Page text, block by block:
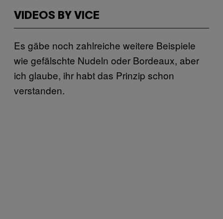
VIDEOS BY VICE
Es gäbe noch zahlreiche weitere Beispiele
wie gefälschte Nudeln oder Bordeaux, aber
ich glaube, ihr habt das Prinzip schon
verstanden.